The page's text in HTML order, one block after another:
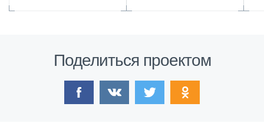
Поделиться проектом